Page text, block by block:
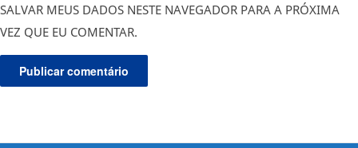
SALVAR MEUS DADOS NESTE NAVEGADOR PARA A PRÓXIMA
VEZ QUE EU COMENTAR.